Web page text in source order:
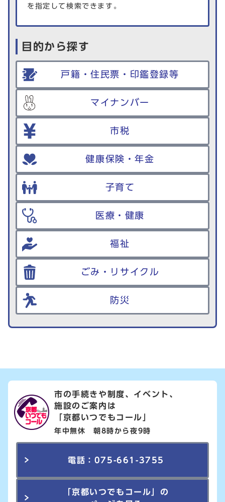
を指定して検索できます。
目的から探す
戸籍・住民票・印鑑登録等
マイナンバー
市税
健康保険・年金
子育て
医療・健康
福祉
ごみ・リサイクル
防災
市の手続きや制度、イベント、
施設のご案内は
「京都いつでもコール」
年中無休 朝8時から夜9時
電話：075-661-3755
「京都いつでもコール」の